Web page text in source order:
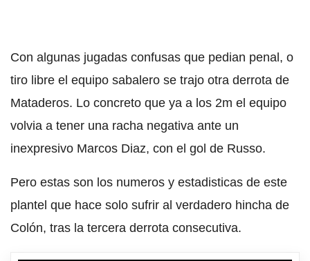
Con algunas jugadas confusas que pedian penal, o
tiro libre el equipo sabalero se trajo otra derrota de
Mataderos. Lo concreto que ya a los 2m el equipo
volvia a tener una racha negativa ante un
inexpresivo Marcos Diaz, con el gol de Russo.
Pero estas son los numeros y estadisticas de este
plantel que hace solo sufrir al verdadero hincha de
Colón, tras la tercera derrota consecutiva.